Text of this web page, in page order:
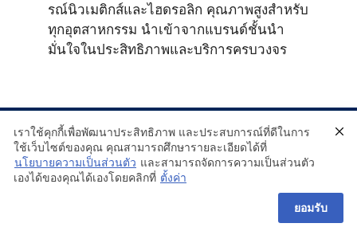
รณ์นิวเมติกส์และไฮดรอลิก คุณภาพสูงสำหรับ
ทุกอุตสาหกรรม นำเข้าจากแบรนด์ชั้นนำ
มั่นใจในประสิทธิภาพและบริการครบวงจร
GeneratePress
เราใช้คุกกี้เพื่อพัฒนาประสิทธิภาพ และประสบการณ์ที่ดีในการ
ใช้เว็บไซต์ของคุณ คุณสามารถศึกษารายละเอียดได้ที่
นโยบายความเป็นส่วนตัว และสามารถจัดการความเป็นส่วนตัว
เองได้ของคุณได้เองโดยคลิกที่ ตั้งค่า
ยอมรับ